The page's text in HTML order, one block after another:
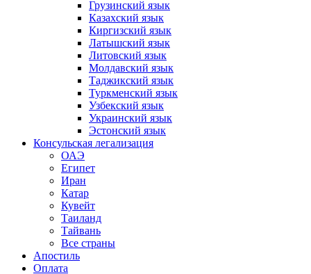
Грузинский язык
Казахский язык
Киргизский язык
Латышский язык
Литовский язык
Молдавский язык
Таджикский язык
Туркменский язык
Узбекский язык
Украинский язык
Эстонский язык
Консульская легализация
ОАЭ
Египет
Иран
Катар
Кувейт
Таиланд
Тайвань
Все страны
Апостиль
Оплата